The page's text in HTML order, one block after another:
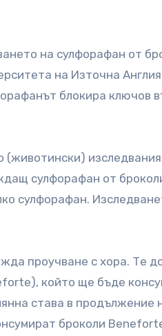
на сулфорафан от
на Източна
блокира ключов
сулфорафан от
сулфорафан.
проучване с хора. Те
който ще бъде
става в
броколи